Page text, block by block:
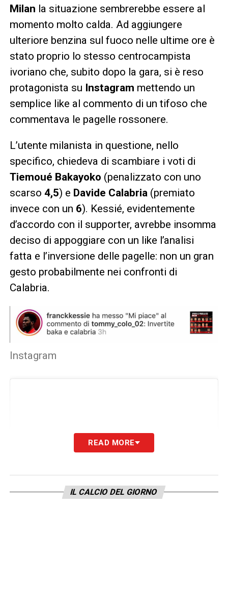
Milan la situazione sembrerebbe essere al
momento molto calda. Ad aggiungere
ulteriore benzina sul fuoco nelle ultime ore è
stato proprio lo stesso centrocampista
ivoriano che, subito dopo la gara, si è reso
protagonista su Instagram mettendo un
semplice like al commento di un tifoso che
commentava le pagelle rossonere.
L’utente milanista in questione, nello
specifico, chiedeva di scambiare i voti di
Tiemoué Bakayoko (penalizzato con uno
scarso 4,5) e Davide Calabria(premiato
invece con un 6). Kessié, evidentemente
d’accordo con il supporter, avrebbe insomma
deciso di appoggiare con un like l’analisi
fatta e l’inversione delle pagelle: non un gran
gesto probabilmente nei confronti di
Calabria.
Instagram
READ MORE
IL CALCIO DEL GIORNO